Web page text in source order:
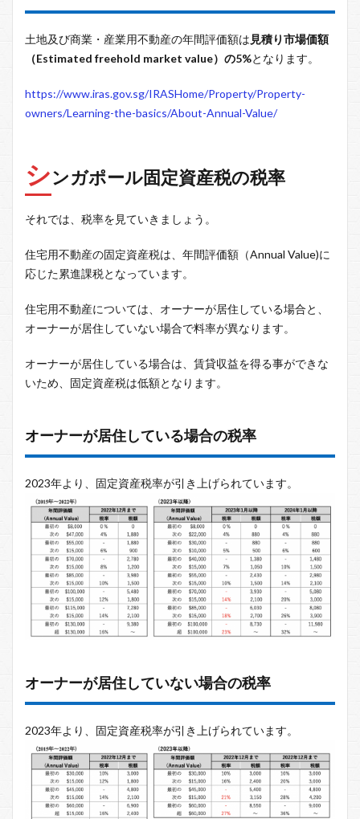
土地及び商業・産業用不動産の年間評価額は 見積り市場価額
（Estimated freehold market value）の5%となります。
https://www.iras.gov.sg/IRASHome/Property/Property-
owners/Learning-the-basics/About-Annual-Value/
シンガポール固定資産税の税率
それでは、税率を見ていきましょう。
住宅用不動産の固定資産税は、年間評価額（Annual Value)に
応じた累進課税となっています。
住宅用不動産については、オーナーが居住している場合と、
オーナーが居住していない場合で料率が異なります。
オーナーが居住している場合は、賃貸収益を得る事ができな
いため、固定資産税は低額となります。
オーナーが居住している場合の税率
2023年より、固定資産税率が引き上げられています。
オーナーが居住していない場合の税率
2023年より、固定資産税率が引き上げられています。